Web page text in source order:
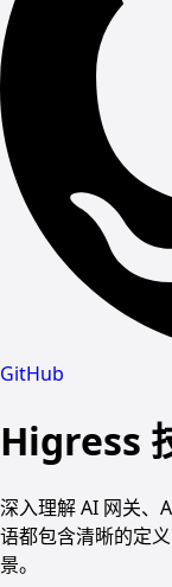
GitHub
Higress
深入理解 AI 网关、
语都包含清晰的定
景。